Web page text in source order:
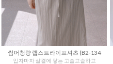
썸머청량 랩스트라이프셔츠 (B2-134
입자마자 살결에 닿는 고슬고슬하고